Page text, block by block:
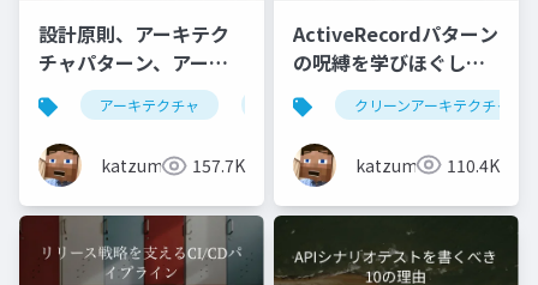
設計原則、アーキテク
チャパターン、アーキ
テクチャスタイルの違
いって何？いつどう向
き合ったらいいの？を
考えてみる
アーキテクチャ 設計原則
katzumi 157.7K
ActiveRecordパターン
の呪縛を学びほぐして
挑むクリーンアーキテ
クチャへの入り口
クリーンアーキテクチャ
katzumi 110.4K